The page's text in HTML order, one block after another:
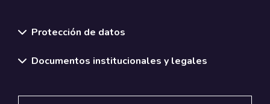
Protección de datos
Documentos institucionales y legales